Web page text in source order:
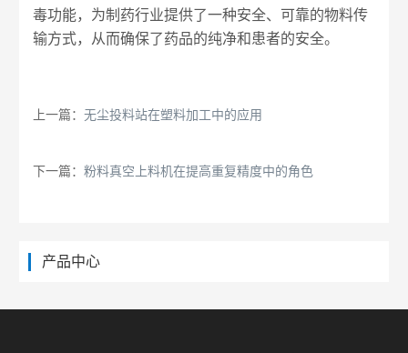
毒功能，为制药行业提供了一种安全、可靠的物料传
输方式，从而确保了药品的纯净和患者的安全。
上一篇：无尘投料站在塑料加工中的应用
下一篇：粉料真空上料机在提高重复精度中的角色
产品中心